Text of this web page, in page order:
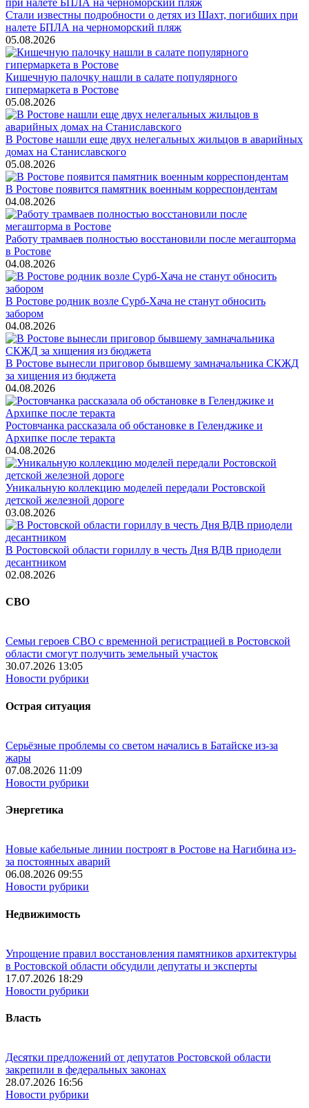
Стали известны подробности о детях из Шахт, погибших при
налете БПЛА на черноморский пляж
05.08.2026
Кишечную палочку нашли в салате популярного
гипермаркета в Ростове
05.08.2026
В Ростове нашли еще двух нелегальных жильцов в аварийных
домах на Станиславского
05.08.2026
В Ростове появится памятник военным корреспондентам
04.08.2026
Работу трамваев полностью восстановили после мегашторма
в Ростове
04.08.2026
В Ростове родник возле Сурб-Хача не станут обносить
забором
04.08.2026
В Ростове вынесли приговор бывшему замначальника СКЖД
за хищения из бюджета
04.08.2026
Ростовчанка рассказала об обстановке в Геленджике и
Архипке после теракта
04.08.2026
Уникальную коллекцию моделей передали Ростовской
детской железной дороге
03.08.2026
В Ростовской области гориллу в честь Дня ВДВ приодели
десантником
02.08.2026
СВО
Семьи героев СВО с временной регистрацией в Ростовской
области смогут получить земельный участок
30.07.2026 13:05
Новости рубрики
Острая ситуация
Серьёзные проблемы со светом начались в Батайске из-за
жары
07.08.2026 11:09
Новости рубрики
Энергетика
Новые кабельные линии построят в Ростове на Нагибина из-
за постоянных аварий
06.08.2026 09:55
Новости рубрики
Недвижимость
Упрощение правил восстановления памятников архитектуры
в Ростовской области обсудили депутаты и эксперты
17.07.2026 18:29
Новости рубрики
Власть
Десятки предложений от депутатов Ростовской области
закрепили в федеральных законах
28.07.2026 16:56
Новости рубрики